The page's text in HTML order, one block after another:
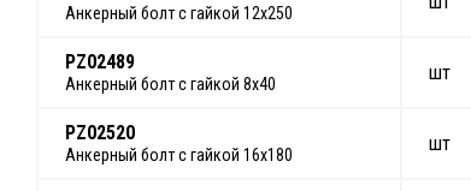
Анкерный болт с гайкой 12х250
PZ02489
Анкерный болт с гайкой 8х40
шт
PZ02520
Анкерный болт с гайкой 16х180
шт